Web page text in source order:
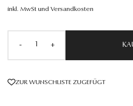
inkl. MwSt und Versandkosten
- +
ZUR WUNSCHLISTE ZUGEFÜGT